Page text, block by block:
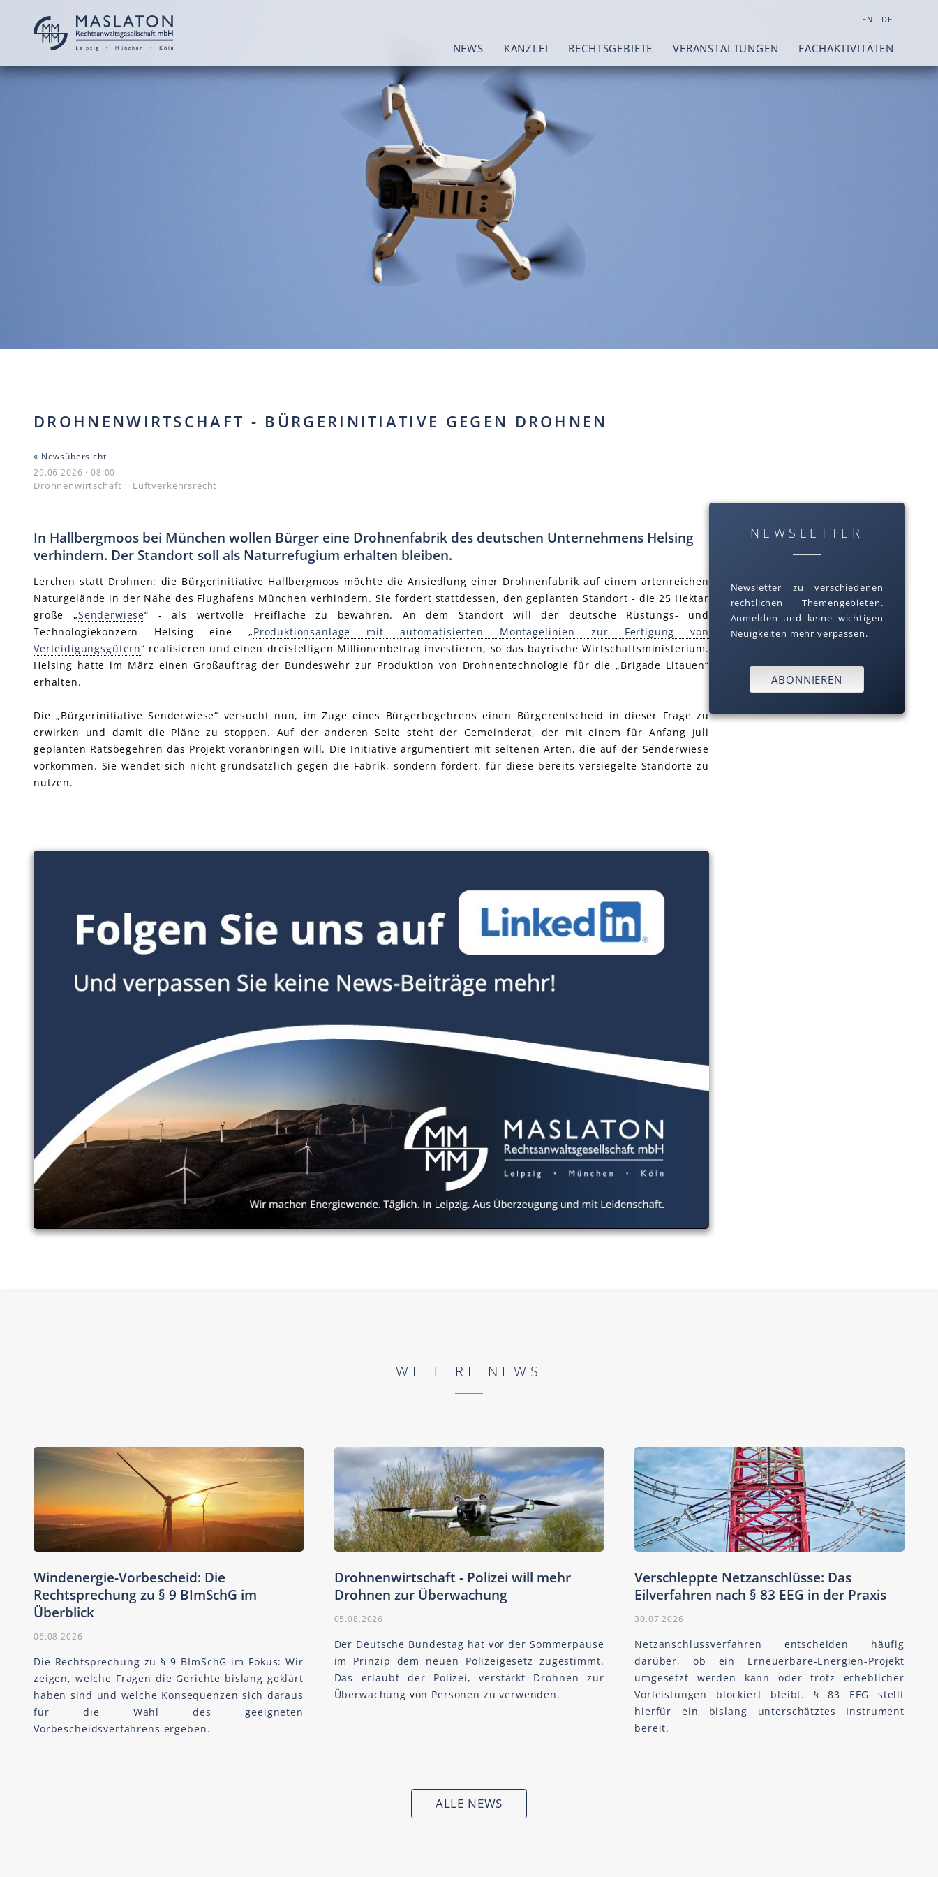
NEWS KANZLEI RECHTSGEBIETE VERANSTALTUNGEN FACHAKTIVITÄTEN
EN | DE
DROHNENWIRTSCHAFT - BÜRGERINITIATIVE GEGEN DROHNEN
« Newsübersicht
29.06.2026 · 08:00
Drohnenwirtschaft · Luftverkehrsrecht
In Hallbergmoos bei München wollen Bürger eine Drohnenfabrik des deutschen Unternehmens Helsing
verhindern. Der Standort soll als Naturrefugium erhalten bleiben.
Lerchen statt Drohnen: die Bürgerinitiative Hallbergmoos möchte die Ansiedlung einer Drohnenfabrik auf einem artenreichen
Naturgelände in der Nähe des Flughafens München verhindern. Sie fordert stattdessen, den geplanten Standort - die 25 Hektar
große „Senderwiese“ - als wertvolle Freifläche zu bewahren. An dem Standort will der deutsche Rüstungs- und
Technologiekonzern Helsing eine „Produktionsanlage mit automatisierten Montagelinien zur Fertigung von
Verteidigungsgütern“ realisieren und einen dreistelligen Millionenbetrag investieren, so das bayrische Wirtschaftsministerium.
Helsing hatte im März einen Großauftrag der Bundeswehr zur Produktion von Drohnentechnologie für die „Brigade Litauen“
erhalten.
Die „Bürgerinitiative Senderwiese“ versucht nun, im Zuge eines Bürgerbegehrens einen Bürgerentscheid in dieser Frage zu
erwirken und damit die Pläne zu stoppen. Auf der anderen Seite steht der Gemeinderat, der mit einem für Anfang Juli
geplanten Ratsbegehren das Projekt voranbringen will. Die Initiative argumentiert mit seltenen Arten, die auf der Senderwiese
vorkommen. Sie wendet sich nicht grundsätzlich gegen die Fabrik, sondern fordert, für diese bereits versiegelte Standorte zu
nutzen.
NEWSLETTER
Newsletter zu verschiedenen
rechtlichen Themengebieten.
Anmelden und keine wichtigen
Neuigkeiten mehr verpassen.
ABONNIEREN
WEITERE NEWS
Windenergie-Vorbescheid: Die
Rechtsprechung zu § 9 BImSchG im
Überblick
06.08.2026
Die Rechtsprechung zu § 9 BImSchG im Fokus: Wir
zeigen, welche Fragen die Gerichte bislang geklärt
haben sind und welche Konsequenzen sich daraus
für die Wahl des geeigneten
Vorbescheidsverfahrens ergeben.
Drohnenwirtschaft - Polizei will mehr
Drohnen zur Überwachung
05.08.2026
Der Deutsche Bundestag hat vor der Sommerpause
im Prinzip dem neuen Polizeigesetz zugestimmt.
Das erlaubt der Polizei, verstärkt Drohnen zur
Überwachung von Personen zu verwenden.
Verschleppte Netzanschlüsse: Das
Eilverfahren nach § 83 EEG in der Praxis
30.07.2026
Netzanschlussverfahren entscheiden häufig
darüber, ob ein Erneuerbare-Energien-Projekt
umgesetzt werden kann oder trotz erheblicher
Vorleistungen blockiert bleibt. § 83 EEG stellt
hierfür ein bislang unterschätztes Instrument
bereit.
ALLE NEWS